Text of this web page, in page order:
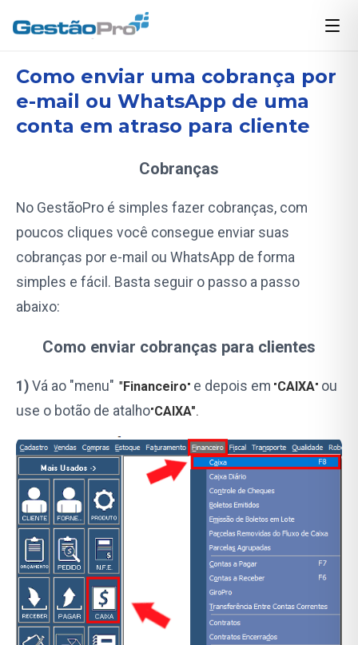
Suporte
Manual Financeiro
Como enviar uma cobrança por
e-mail ou WhatsApp de uma
conta em atraso para cliente
Cobranças
No GestãoPro é simples fazer cobranças, com
poucos cliques você consegue enviar suas
cobranças por e-mail ou WhatsApp de forma
simples e fácil. Basta seguir o passo a passo
abaixo:
Como enviar cobranças para clientes
1) Vá ao "menu" "Financeiro" e depois em "CAIXA" ou
use o botão de atalho"CAIXA".